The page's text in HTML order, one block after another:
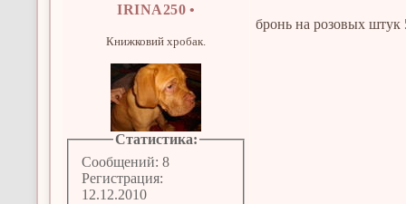
IRINA250 •
Книжковий хробак.
Статистика:
Сообщений: 8
Регистрация:
12.12.2010
бронь на розовых штук